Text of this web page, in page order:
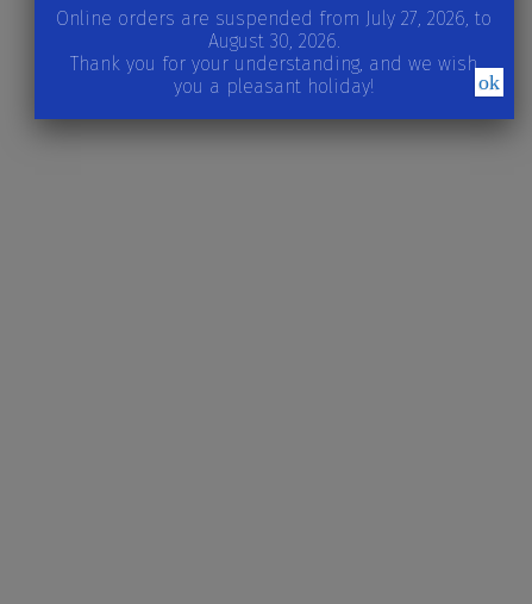
Online orders are suspended from July 27, 2026, to
August 30, 2026.
Thank you for your understanding, and we wish
you a pleasant holiday!
ok